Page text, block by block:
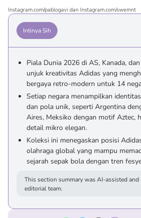
Instagram.com/pablogavi dan Instagram.com/swemnt
Intinya Sih
Piala Dunia 2026 di AS, Kanada,
unjuk kreativitas Adidas yang
bergaya retro-modern untuk 14
Setiap negara menampilkan
dan pola unik, seperti Argentina
Aires, Meksiko dengan motif Aztec,
detail mikro elegan.
Koleksi ini menegaskan posisi
olahraga global yang mampu
sejarah sepak bola dengan tren
This section summary was AI-assisted and
editorial team.